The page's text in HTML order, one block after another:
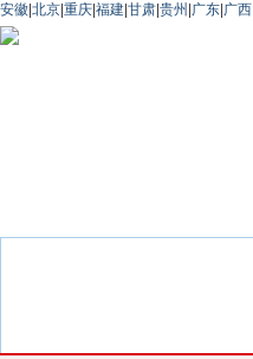
安徽 北京 重庆 福建 甘肃 贵州 广东 广西